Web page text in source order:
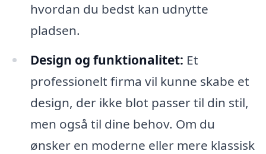
hvordan du bedst kan udnytte
pladsen.
Design og funktionalitet: Et
professionelt firma vil kunne skabe et
design, der ikke blot passer til din stil,
men også til dine behov. Om du
ønsker en moderne eller mere klassisk